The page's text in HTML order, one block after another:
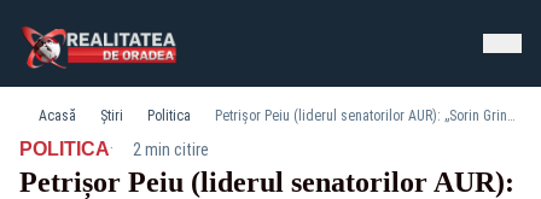
Acasă Știri Politica Petrișor Peiu (liderul senatorilor AUR): „Sorin Grindeanu încearcă să dea vina pe AUR pentru un guvern pe care PSD l-a votat și l-a susținut până astăzi”
POLITICA· 2 min citire
Petrișor Peiu (liderul senatorilor AUR):